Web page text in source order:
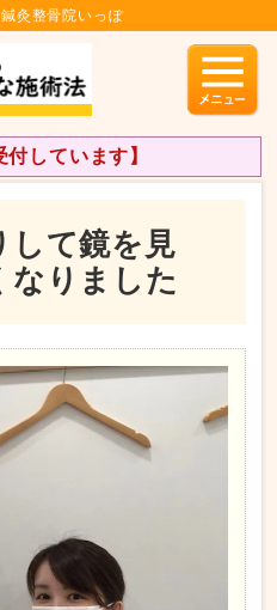
灸整骨院いっぽ
しています】
して鏡を見
なりました